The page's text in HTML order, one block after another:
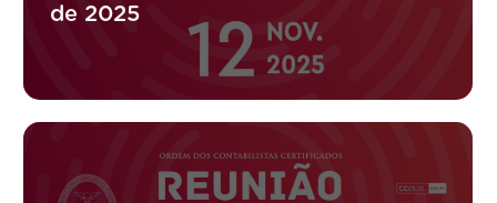
de 2025